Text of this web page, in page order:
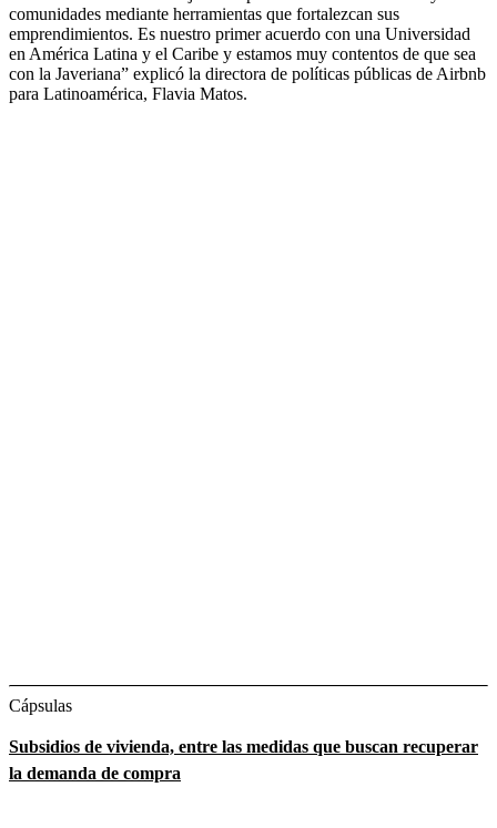
comunidades mediante herramientas que fortalezcan sus
emprendimientos. Es nuestro primer acuerdo con una Universidad
en América Latina y el Caribe y estamos muy contentos de que sea
con la Javeriana” explicó la directora de políticas públicas de Airbnb
para Latinoamérica, Flavia Matos.
Cápsulas
Subsidios de vivienda, entre las medidas que buscan recuperar
la demanda de compra